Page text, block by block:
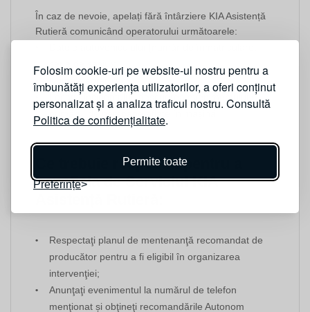
Folosim cookie-uri pe website-ul nostru pentru a
îmbunătăți experiența utilizatorilor, a oferi conținut
personalizat și a analiza traficul nostru. Consultă
Politica de confidențialitate.
Permite toate
Preferințe
În caz de nevoie, apelați fără întârziere KIA Asistență
Rutieră comunicând operatorului următoarele:
serie de șasiu);
Numele șoferului;
Locația incidentului, descrierea evenimentului și
numărul de persoane aflate în mașină.
Ce trebuie respectat pentru a
beneficia de Serviciul KIA
Respectaţi planul de mentenanţă recomandat de
producător pentru a fi eligibil în organizarea
intervenţiei;
Anunţaţi evenimentul la numărul de telefon
menţionat și obţineţi recomandările Autonom